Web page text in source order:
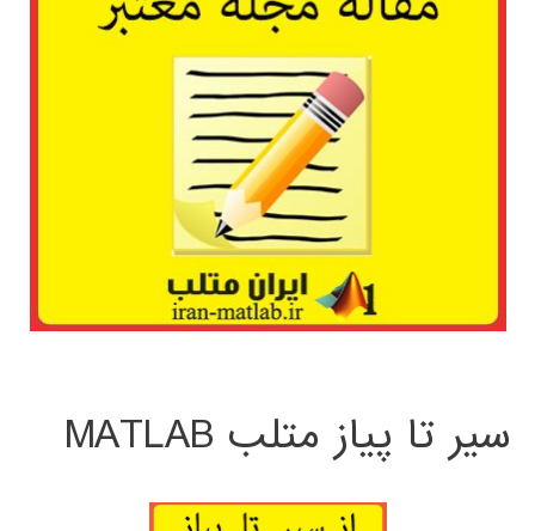
سیر تا پیاز متلب MATLAB